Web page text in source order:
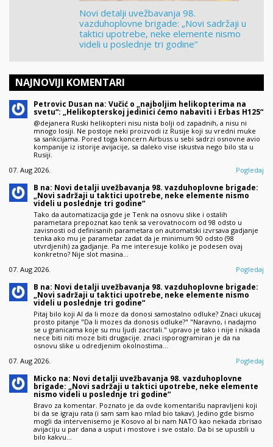
Novi detalji uvežbavanja 98.
vazduhoplovne brigade: „Novi sadržaji u
taktici upotrebe, neke elemente nismo
videli u poslednje tri godine“
NAJNOVIJI KOMENTARI
Petrovic Dusan na: Vučić o „najboljim helikopterima na
svetu“: „Helikopterskoj jedinici ćemo nabaviti i Erbas H125“
@dejanera Ruski helikopteri nisu nista bolji od zapadnih, a nisu ni
mnogo losiji. Ne postoje neki proizvodi iz Rusije koji su vredni muke
sa sankcijama. Pored toga koncern Airbuss u sebi sadrzi osnovne avio
kompanije iz istorije avijacije, sa daleko vise iskustva nego bilo sta u
Rusiji.
07. Aug 2026.
Pogledaj
B na: Novi detalji uvežbavanja 98. vazduhoplovne brigade:
„Novi sadržaji u taktici upotrebe, neke elemente nismo
videli u poslednje tri godine“
Tako da automatizacija gde je Tenk na osnovu slike i ostalih
parametara prepoznat kao tenk sa verovatnocom od 98 odsto u
zavisnosti od definisanih parametara on automatski izvrsava gadjanje
tenka ako mu je parametar zadat da je minimum 90 odsto (98
utvrdjenih) za gadjanje. Pa me interesuje koliko je podesen ovaj
konkretno? Nije slot masina…
07. Aug 2026.
Pogledaj
B na: Novi detalji uvežbavanja 98. vazduhoplovne brigade:
„Novi sadržaji u taktici upotrebe, neke elemente nismo
videli u poslednje tri godine“
Pitaj bilo koji AI da li moze da donosi samostalno odluke? Znaci ukucaj
prosto pitanje "Da li mozes da donosis odluke?" "Naravno, i nadajmo
se u granicama koje su mu ljudi zacrtali." upravo je tako i nije i nikada
nece biti niti moze biti drugacije. znaci isporogramiran je da na
osnovu slike u odredjenim okolnostima…
07. Aug 2026.
Pogledaj
Micko na: Novi detalji uvežbavanja 98. vazduhoplovne
brigade: „Novi sadržaji u taktici upotrebe, neke elemente
nismo videli u poslednje tri godine“
Bravo za komentar. Poznato je da ovde komentarišu napravljeni koji
bi da se igraju rata (i sam sam kao mlad bio takav). Jedino gde bismo
mogli da intervenisemo je Kosovo al bi nam NATO kao nekada zbrisao
avijaciju u par dana a usput i mostove i sve ostalo. Da bi se upustili u
bilo kakvu…